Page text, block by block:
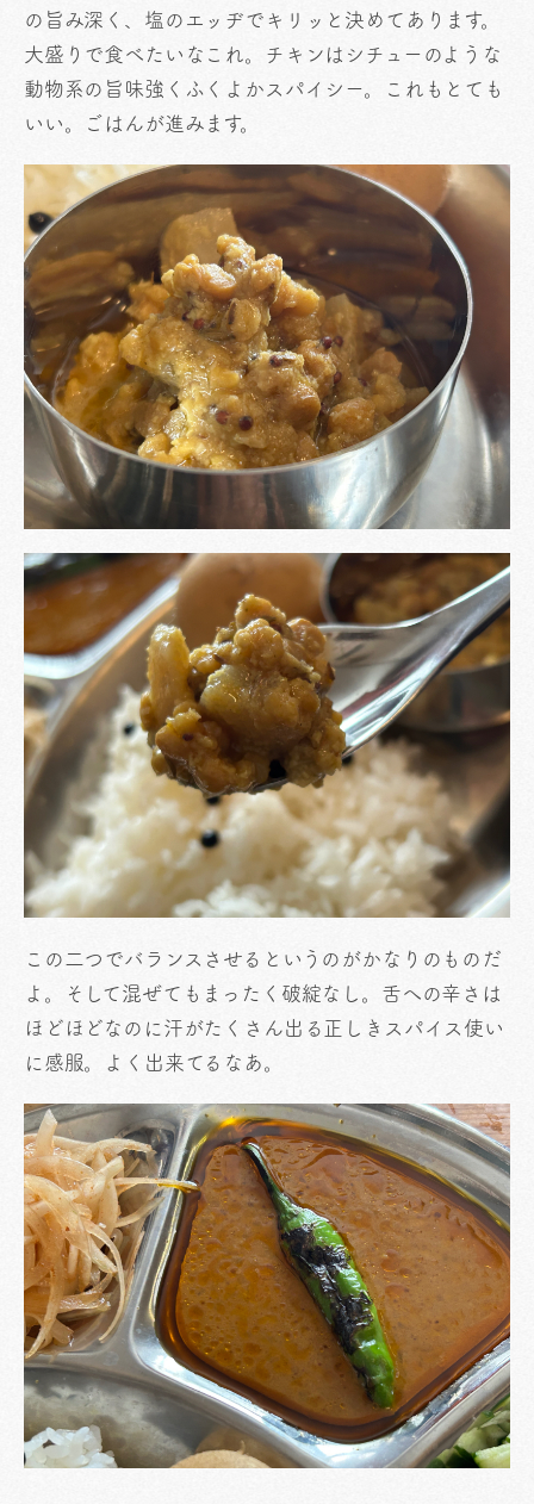
の旨み深く、塩のエッヂでキリッと決めてあります。
大盛りで食べたいなこれ。チキンはシチューのような
動物系の旨味強くふくよかスパイシー。これもとても
いい。ごはんが進みます。
この二つでバランスさせるというのがかなりのものだ
よ。そして混ぜてもまったく破綻なし。舌への辛さは
ほどほどなのに汗がたくさん出る正しきスパイス使い
に感服。よく出来てるなあ。